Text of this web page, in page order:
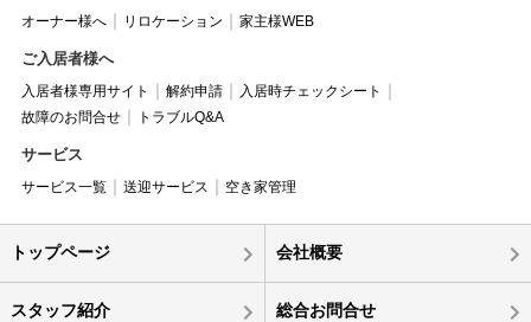
オーナー様へ リロケーション 家主様WEB
ご入居者様へ
入居者様専用サイト 解約申請
入居時チェックシート
故障のお問合せ
トラブルQ&A
サービス
サービス一覧 送迎サービス 空き家管理
トップページ 会社概要
スタッフ紹介 総合お問合せ